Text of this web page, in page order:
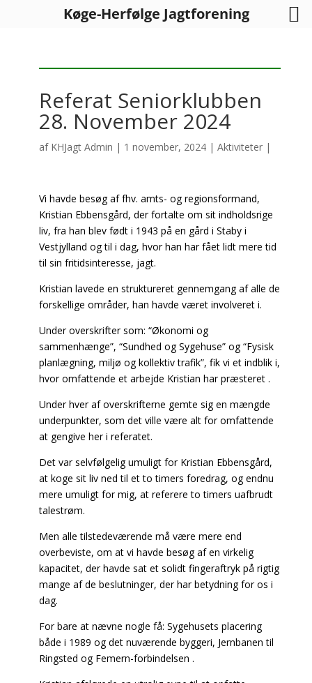
Referat Seniorklubben
28. November 2024
af KHJagt Admin | 1 november, 2024| Aktiviteter|
Vi havde besøg af fhv. amts- og regionsformand,
Kristian Ebbensgård, der fortalte om sit indholdsrige
liv, fra han blev født i 1943 på en gård i Staby i
Vestjylland og til i dag, hvor han har fået lidt mere tid
til sin fritidsinteresse, jagt.
Kristian lavede en struktureret gennemgang af alle de
forskellige områder, han havde været involveret i.
Under overskrifter som: “Økonomi og
sammenhænge”, “Sundhed og Sygehuse” og “Fysisk
planlægning, miljø og kollektiv trafik”, fik vi et indblik i,
hvor omfattende et arbejde Kristian har præsteret .
Under hver af overskrifterne gemte sig en mængde
underpunkter, som det ville være alt for omfattende
at gengive her i referatet.
Det var selvfølgelig umuligt for Kristian Ebbensgård,
at koge sit liv ned til et to timers foredrag, og endnu
mere umuligt for mig, at referere to timers uafbrudt
talestrøm.
Men alle tilstedeværende må være mere end
overbeviste, om at vi havde besøg af en virkelig
kapacitet, der havde sat et solidt fingeraftryk på rigtig
mange af de beslutninger, der har betydning for os i
dag.
For bare at nævne nogle få: Sygehusets placering
både i 1989 og det nuværende byggeri, Jernbanen til
Ringsted og Femern-forbindelsen .
Køge-Herfølge Jagtforening